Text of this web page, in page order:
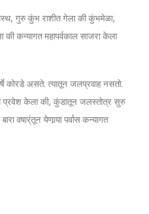
गुरु कुंभ राशीत गेला की कुंभमेळा,
कन्यागत महापर्वकाल साजरा केला
कोरडे असते. त्यातून जलप्रवाह नसतो.
प्रवेश केला की, कुंडातून जलस्तोत्र सुरु
वषार्ंतून येणार्‍या पर्वास कन्यागत